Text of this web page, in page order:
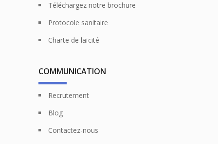
Téléchargez notre brochure
Protocole sanitaire
Charte de laïcité
COMMUNICATION
Recrutement
Blog
Contactez-nous